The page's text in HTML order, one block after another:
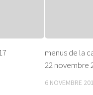
menus de la
22 novembre
6 NOVEMBRE